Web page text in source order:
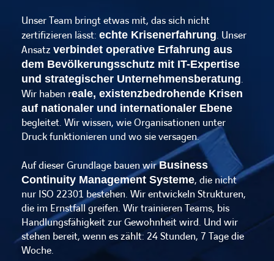
Unser Team bringt etwas mit, das sich nicht
zertifizieren lässt: echte Krisenerfahrung. Unser
Ansatz verbindet operative Erfahrung aus
dem Bevölkerungsschutz mit IT-Expertise
und strategischer Unternehmensberatung.
Wir haben reale, existenzbedrohende Krisen
auf nationaler und internationaler Ebene
begleitet. Wir wissen, wie Organisationen unter
Druck funktionieren und wo sie versagen.
Auf dieser Grundlage bauen wirBusiness
Continuity Management Systeme, die nicht
nur ISO 22301 bestehen. Wir entwickeln Strukturen,
die im Ernstfall greifen. Wir trainieren Teams, bis
Handlungsfähigkeit zur Gewohnheit wird. Und wir
stehen bereit, wenn es zählt: 24 Stunden, 7 Tage die
Woche.